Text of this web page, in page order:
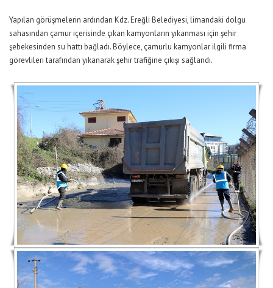
Yapılan görüşmelerin ardından Kdz. Ereğli Belediyesi, limandaki dolgu
sahasından çamur içerisinde çıkan kamyonların yıkanması için şehir
şebekesinden su hattı bağladı. Böylece, çamurlu kamyonlar ilgili firma
görevlileri tarafından yıkanarak şehir trafiğine çıkışı sağlandı.